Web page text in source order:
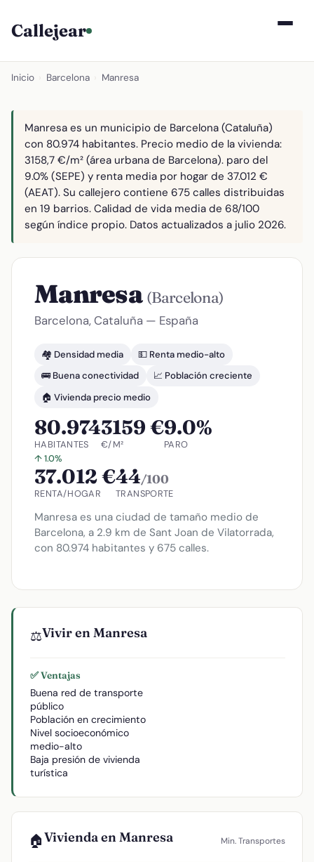
Callejear
Inicio Barcelona Manresa
Manresa es un municipio de Barcelona (Cataluña)
con 80.974 habitantes. Precio medio de la vivienda:
3158,7 €/m² (área urbana de Barcelona). paro del
9.0% (SEPE) y renta media por hogar de 37.012 €
(AEAT). Su callejero contiene 675 calles distribuidas
en 19 barrios. Calidad de vida media de 68/100
según índice propio. Datos actualizados a julio 2026.
Manresa (Barcelona)
Barcelona, Cataluña — España
🏘️ Densidad media
💵 Renta medio-alto
🚌 Buena conectividad
📈 Población creciente
🏠 Vivienda precio medio
80.974
HABITANTES
↑ 1.0%
3159 €
€/M²
9.0%
PARO
37.012 €
RENTA/HOGAR
44/100
TRANSPORTE
Manresa es una ciudad de tamaño medio de
Barcelona, a 2.9 km de Sant Joan de Vilatorrada,
con 80.974 habitantes y 675 calles.
⚖️Vivir en Manresa
✅ Ventajas
Buena red de transporte
público
Población en crecimiento
Nivel socioeconómico
medio-alto
Baja presión de vivienda
turística
🏠Vivienda en Manresa Min. Transportes